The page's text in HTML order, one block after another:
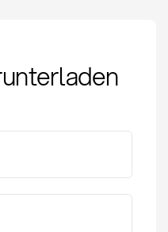
Methoden
Practices